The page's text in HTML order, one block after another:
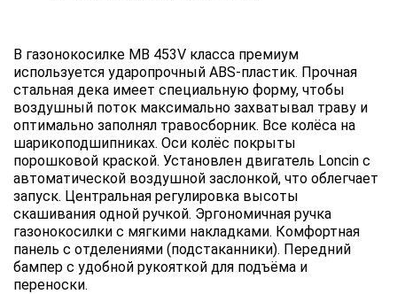
В газонокосилке MB 453V класса премиум
используется ударопрочный ABS-пластик. Прочная
стальная дека имеет специальную форму, чтобы
воздушный поток максимально захватывал траву и
оптимально заполнял травосборник. Все колёса на
шарикоподшипниках. Оси колёс покрыты
порошковой краской. Установлен двигатель Loncin с
автоматической воздушной заслонкой, что облегчает
запуск. Центральная регулировка высоты
скашивания одной ручкой. Эргономичная ручка
газонокосилки с мягкими накладками. Комфортная
панель с отделениями (подстаканники). Передний
бампер с удобной рукояткой для подъёма и
переноски.